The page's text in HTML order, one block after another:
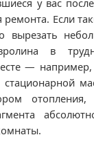
Если
вырезать
в
— например,
отопления,